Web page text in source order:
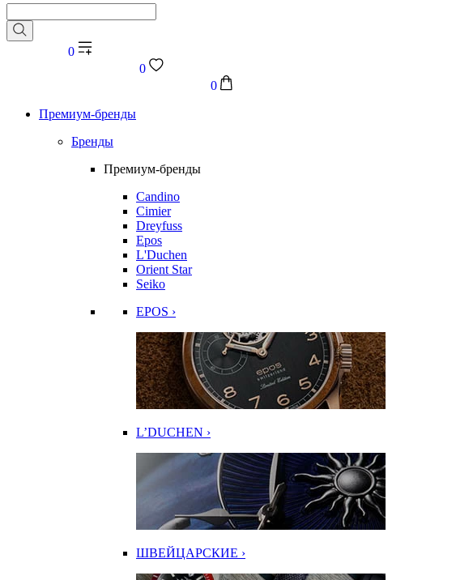
0
0
0
Премиум-бренды
Бренды
Премиум-бренды
Candino
Cimier
Dreyfuss
Epos
L'Duchen
Orient Star
Seiko
EPOS ›
L’DUCHEN ›
ШВЕЙЦАРСКИЕ ›